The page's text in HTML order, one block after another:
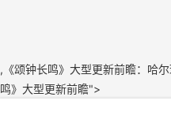
,《颂钟长鸣》大型更新前瞻：哈
鸣》大型更新前瞻">